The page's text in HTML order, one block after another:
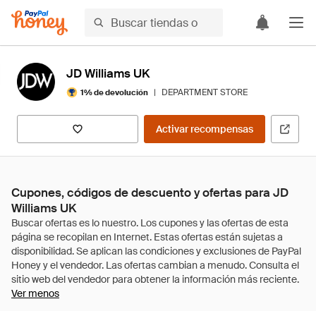
JD Williams UK
1% de devolución | DEPARTMENT STORE
Activar recompensas
Cupones, códigos de descuento y ofertas para JD
Williams UK
Ver menos